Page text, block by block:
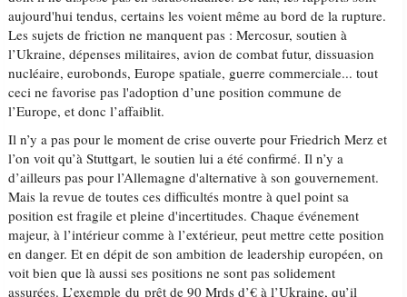
aujourd'hui tendus, certains les voient même au bord de la rupture.
Les sujets de friction ne manquent pas : Mercosur, soutien à
l’Ukraine, dépenses militaires, avion de combat futur, dissuasion
nucléaire, eurobonds, Europe spatiale, guerre commerciale... tout
ceci ne favorise pas l'adoption d’une position commune de
l’Europe, et donc l’affaiblit.
Il n’y a pas pour le moment de crise ouverte pour Friedrich Merz et
l’on voit qu’à Stuttgart, le soutien lui a été confirmé. Il n’y a
d’ailleurs pas pour l’Allemagne d'alternative à son gouvernement.
Mais la revue de toutes ces difficultés montre à quel point sa
position est fragile et pleine d'incertitudes. Chaque événement
majeur, à l’intérieur comme à l’extérieur, peut mettre cette position
en danger. Et en dépit de son ambition de leadership européen, on
voit bien que là aussi ses positions ne sont pas solidement
assurées. L’exemple du prêt de 90 Mrds d’€ à l’Ukraine, qu’il